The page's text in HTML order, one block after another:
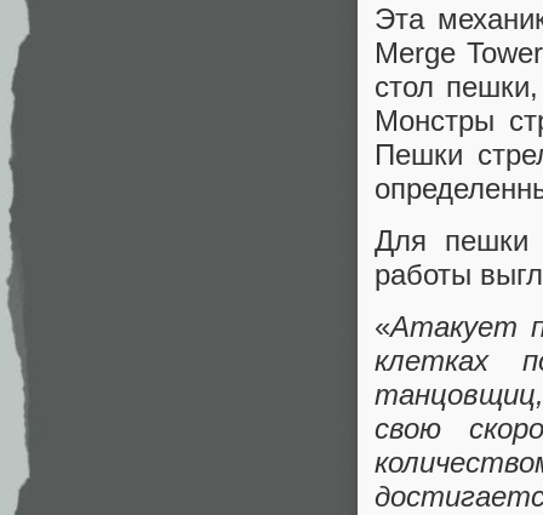
Эта
Merge
стол
Монстры
Пешки
Для пешки
работы
«Атакует
клетках
свою